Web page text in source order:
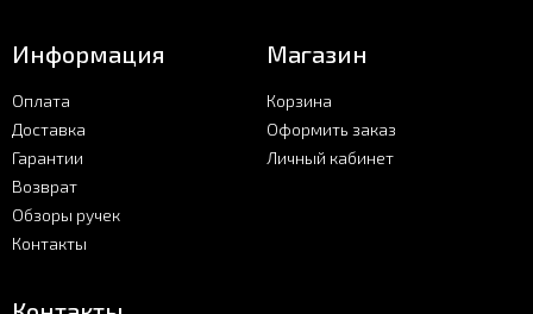
Информация
Оплата
Доставка
Гарантии
Возврат
Обзоры ручек
Контакты
Магазин
Корзина
Оформить заказ
Личный кабинет